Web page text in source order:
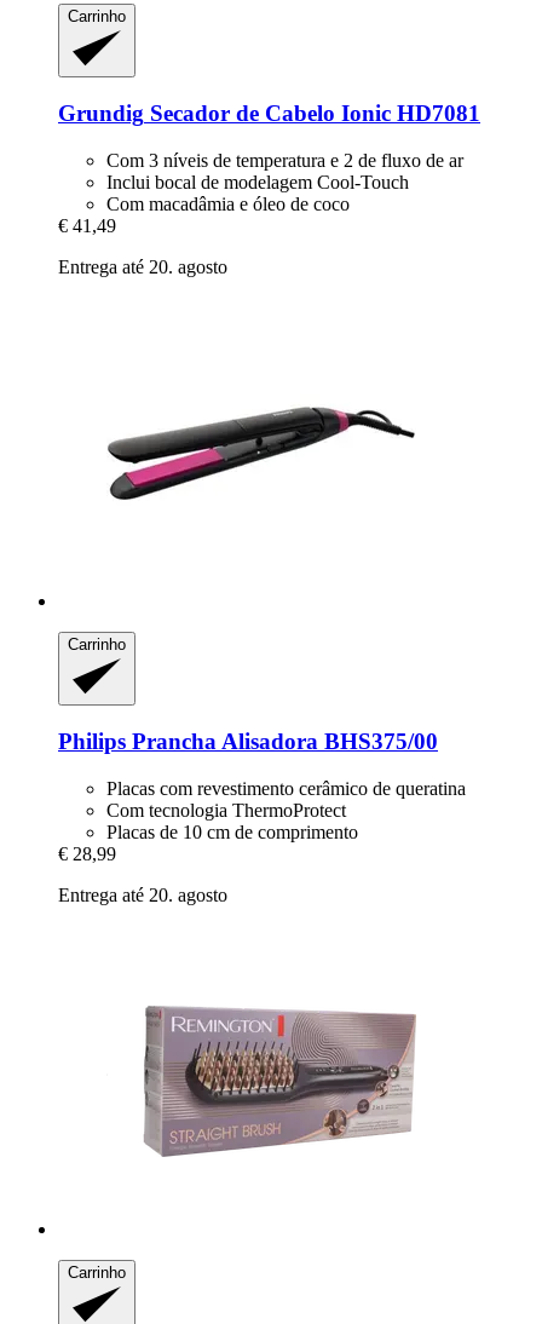
Carrinho
Grundig Secador de Cabelo Ionic HD7081
Com 3 níveis de temperatura e 2 de fluxo de ar
Inclui bocal de modelagem Cool-Touch
Com macadâmia e óleo de coco
€ 41,49
Entrega até 20. agosto
Carrinho
Philips Prancha Alisadora BHS375/00
Placas com revestimento cerâmico de queratina
Com tecnologia ThermoProtect
Placas de 10 cm de comprimento
€ 28,99
Entrega até 20. agosto
Carrinho